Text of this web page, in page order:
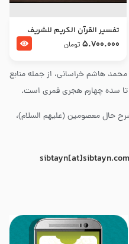
هاشم خراسانی، از جمله منابع
تا سده چهارم هجری قمری است.
حال معصومین (علیهم السلام)،
sibtayn[at]sibtayn.com
تفسير القرآن الكريم للشريف
المرتضي قدس سرّه
5.700.000 تومان